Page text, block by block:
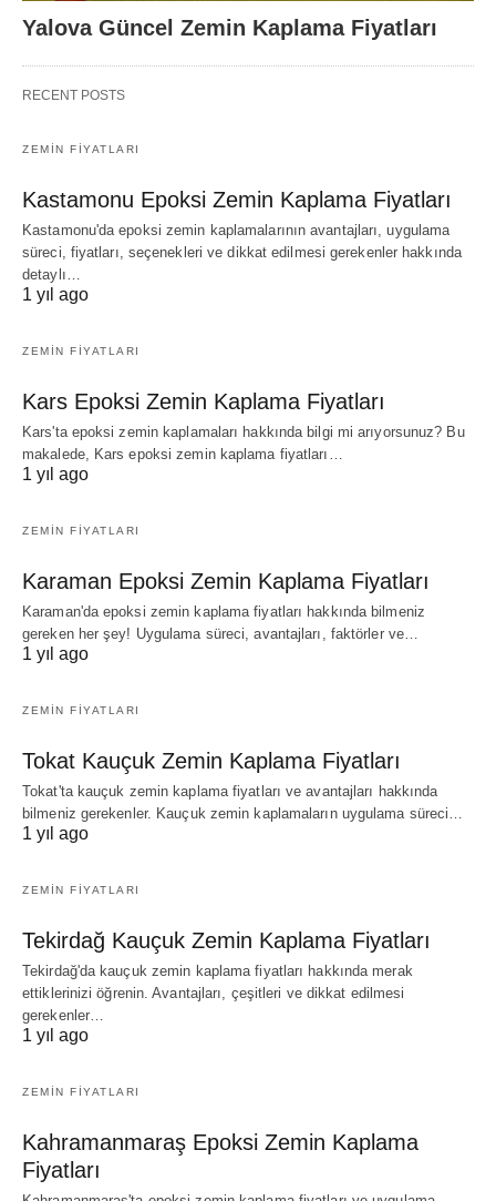
Yalova Güncel Zemin Kaplama Fiyatları
RECENT POSTS
ZEMIN FIYATLARI
Kastamonu Epoksi Zemin Kaplama Fiyatları
Kastamonu'da epoksi zemin kaplamalarının avantajları, uygulama
süreci, fiyatları, seçenekleri ve dikkat edilmesi gerekenler hakkında
detaylı…
1 yıl ago
ZEMIN FIYATLARI
Kars Epoksi Zemin Kaplama Fiyatları
Kars'ta epoksi zemin kaplamaları hakkında bilgi mi arıyorsunuz? Bu
makalede, Kars epoksi zemin kaplama fiyatları…
1 yıl ago
ZEMIN FIYATLARI
Karaman Epoksi Zemin Kaplama Fiyatları
Karaman'da epoksi zemin kaplama fiyatları hakkında bilmeniz
gereken her şey! Uygulama süreci, avantajları, faktörler ve…
1 yıl ago
ZEMIN FIYATLARI
Tokat Kauçuk Zemin Kaplama Fiyatları
Tokat'ta kauçuk zemin kaplama fiyatları ve avantajları hakkında
bilmeniz gerekenler. Kauçuk zemin kaplamaların uygulama süreci…
1 yıl ago
ZEMIN FIYATLARI
Tekirdağ Kauçuk Zemin Kaplama Fiyatları
Tekirdağ'da kauçuk zemin kaplama fiyatları hakkında merak
ettiklerinizi öğrenin. Avantajları, çeşitleri ve dikkat edilmesi
gerekenler…
1 yıl ago
ZEMIN FIYATLARI
Kahramanmaraş Epoksi Zemin Kaplama
Fiyatları